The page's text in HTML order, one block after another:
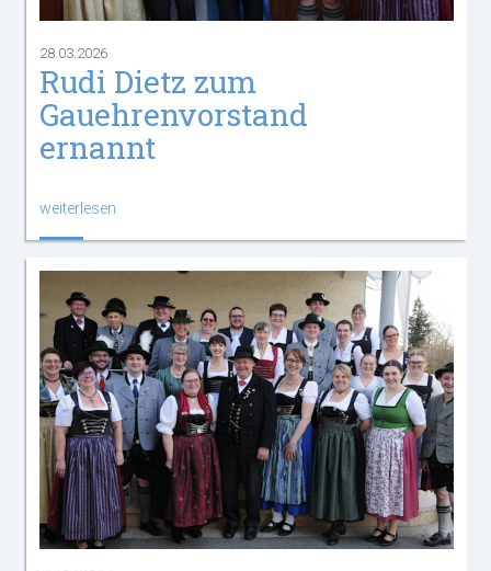
28.03.2026
Rudi Dietz zum
Gauehrenvorstand
ernannt
weiterlesen